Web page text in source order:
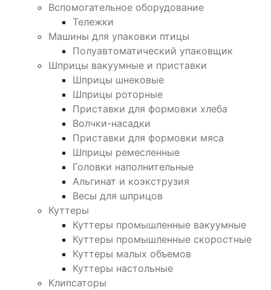
Вспомогательное оборудование
Тележки
Машины для упаковки птицы
Полуавтоматический упаковщик
Шприцы вакуумные и приставки
Шприцы шнековые
Шприцы роторные
Приставки для формовки хлеба
Волчки-насадки
Приставки для формовки мяса
Шприцы ремесленные
Головки наполнительные
Альгинат и коэкструзия
Весы для шприцов
Куттеры
Куттеры промышленные вакуумные
Куттеры промышленные скоростные
Куттеры малых объемов
Куттеры настольные
Клипсаторы